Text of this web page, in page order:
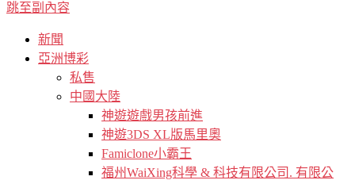
跳至副內容
新聞
亞洲博彩
私售
中國大陸
神遊遊戲男孩前進
神遊3DS XL版馬里奧
Famiclone小霸王
福州WaiXing科學 & 科技有限公司. 有限公